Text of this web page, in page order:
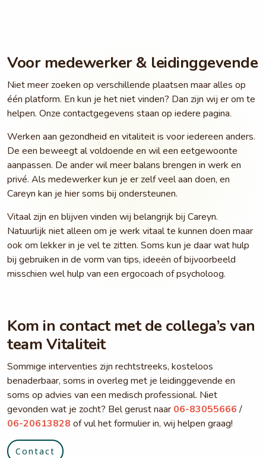
Voor medewerker & leidinggevende
Niet meer zoeken op verschillende plaatsen maar alles op
één platform. En kun je het niet vinden? Dan zijn wij er om te
helpen. Onze contactgegevens staan op iedere pagina.
Werken aan gezondheid en vitaliteit is voor iedereen anders.
De een beweegt al voldoende en wil een eetgewoonte
aanpassen. De ander wil meer balans brengen in werk en
privé. Als medewerker kun je er zelf veel aan doen, en
Careyn kan je hier soms bij ondersteunen.
Vitaal zijn en blijven vinden wij belangrijk bij Careyn.
Natuurlijk niet alleen om je werk vitaal te kunnen doen maar
ook om lekker in je vel te zitten. Soms kun je daar wat hulp
bij gebruiken in de vorm van tips, ideeën of bijvoorbeeld
misschien wel hulp van een ergocoach of psycholoog.
Kom in contact met de collega’s van
team Vitaliteit
Sommige interventies zijn rechtstreeks, kosteloos
benaderbaar, soms in overleg met je leidinggevende en
soms op advies van een medisch professional. Niet
gevonden wat je zocht? Bel gerust naar 06-83055666/
06-20613828 of vul het formulier in, wij helpen graag!
Contact